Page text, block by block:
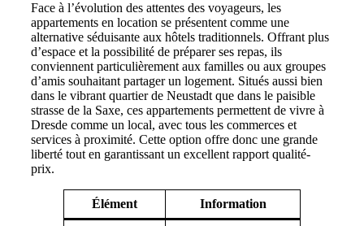
Face à l’évolution des attentes des voyageurs, les
appartements en location se présentent comme une
alternative séduisante aux hôtels traditionnels. Offrant plus
d’espace et la possibilité de préparer ses repas, ils
conviennent particulièrement aux familles ou aux groupes
d’amis souhaitant partager un logement. Situés aussi bien
dans le vibrant quartier de Neustadt que dans le paisible
strasse de la Saxe, ces appartements permettent de vivre à
Dresde comme un local, avec tous les commerces et
services à proximité. Cette option offre donc une grande
liberté tout en garantissant un excellent rapport qualité-
prix.
Élément Information